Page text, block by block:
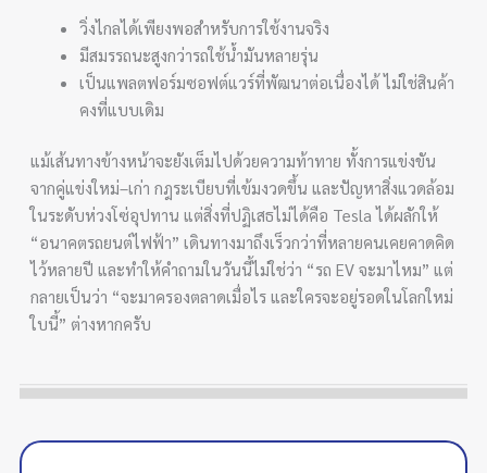
วิ่งไกลได้เพียงพอสำหรับการใช้งานจริง
มีสมรรถนะสูงกว่ารถใช้น้ำมันหลายรุ่น
เป็นแพลตฟอร์มซอฟต์แวร์ที่พัฒนาต่อเนื่องได้ ไม่ใช่สินค้า
คงที่แบบเดิม
แม้เส้นทางข้างหน้าจะยังเต็มไปด้วยความท้าทาย ทั้งการแข่งขัน
จากคู่แข่งใหม่–เก่า กฎระเบียบที่เข้มงวดขึ้น และปัญหาสิ่งแวดล้อม
ในระดับห่วงโซ่อุปทาน แต่สิ่งที่ปฏิเสธไม่ได้คือ Tesla ได้ผลักให้
“อนาคตรถยนต์ไฟฟ้า” เดินทางมาถึงเร็วกว่าที่หลายคนเคยคาดคิด
ไว้หลายปี และทำให้คำถามในวันนี้ไม่ใช่ว่า “รถ EV จะมาไหม” แต่
กลายเป็นว่า “จะมาครองตลาดเมื่อไร และใครจะอยู่รอดในโลกใหม่
ใบนี้” ต่างหากครับ